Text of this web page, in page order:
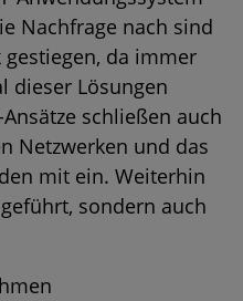
Nachfrage nach sind
gestiegen, da immer
dieser Lösungen
schließen auch
Netzwerken und das
mit ein. Weiterhin
sondern auch